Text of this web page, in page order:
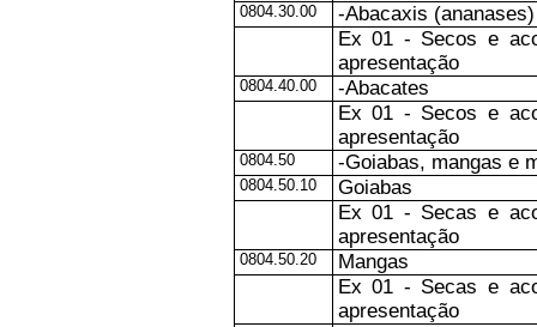
0804.30.00
-Abacaxis (ananases)
Ex 01 - Secos e
apresentação
0804.40.00
-Abacates
Ex 01 - Secos e
apresentação
0804.50 -Goiabas, mangas e
0804.50.10
Goiabas
Ex 01 - Secas e
apresentação
0804.50.20
Mangas
Ex 01 - Secas e
apresentação